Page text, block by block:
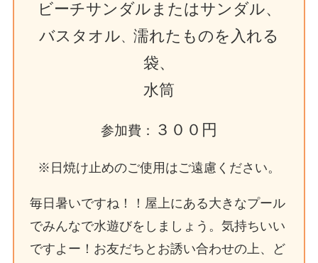
ビーチサンダルまたはサンダル、
バスタオル、 濡れたものを入れる
袋、
水筒
参加費： ３００円
※日焼け止めのご使用はご遠慮ください。
毎日暑いですね！！屋上にある大きなプール
でみんなで水遊びをしましょう。気持ちいい
ですよー！お友だちとお誘い合わせの上、ど